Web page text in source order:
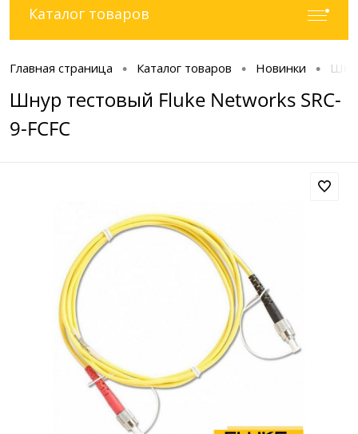
Каталог товаров
Главная страница • Каталог товаров • Новинки •
Шнур тестовый Fluke Networks SRC-
9-FCFC